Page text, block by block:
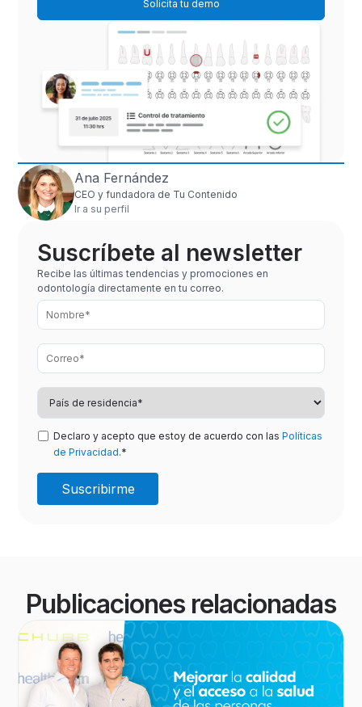
Solicita tu demo
Ana Fernández
CEO y fundadora de Tu Contenido
Ir a su perfil
Suscríbete al newsletter
Recibe las últimas tendencias y promociones en
odontología directamente en tu correo.
Declaro y acepto que estoy de acuerdo con lasPolíticas
de Privacidad.*
Publicaciones relacionadas